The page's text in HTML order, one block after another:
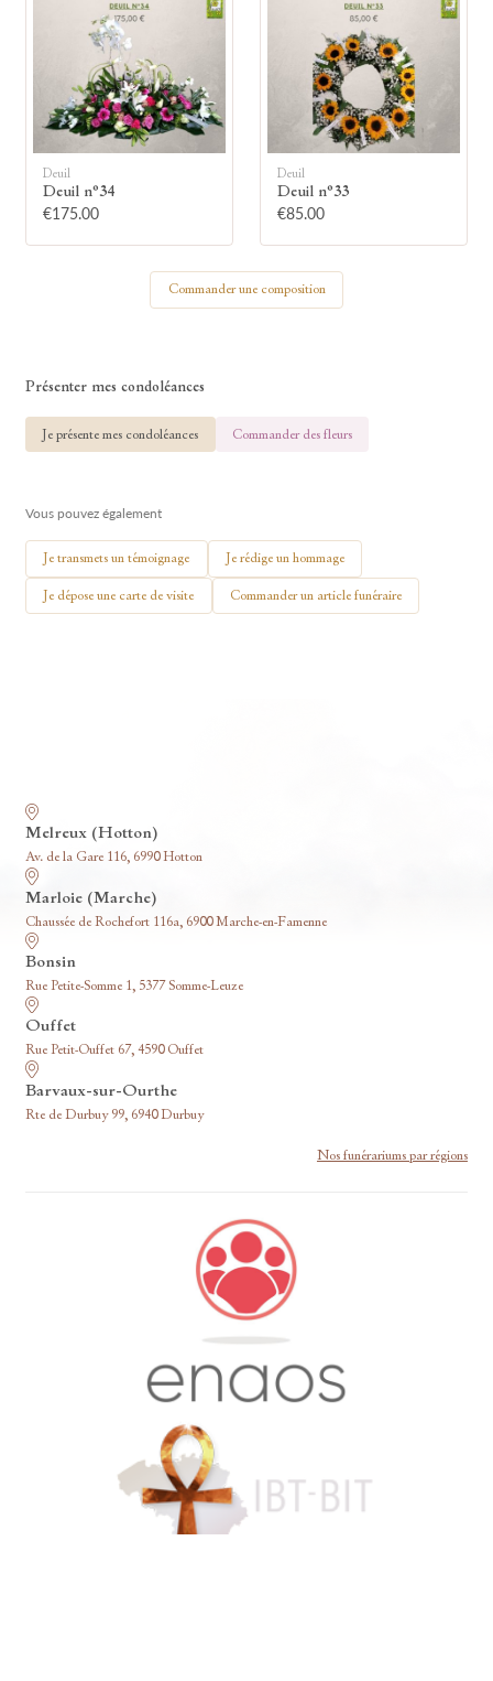
Montrez votre soutien à la famille en
allumant symboliquement une bougie.
Votre prénom
Deuil
Deuil n°34
€175.00
Deuil
Deuil n°33
€85.00
Commander une composition
Présenter mes condoléances
Je présente mes condoléances Commander des fleurs
Vous pouvez également
Je transmets un témoignage Je rédige un hommage
Je dépose une carte de visite Commander un article funéraire
Melreux (Hotton)
Av. de la Gare 116, 6990 Hotton
Marloie (Marche)
Chaussée de Rochefort 116a, 6900 Marche-en-Famenne
Bonsin
Rue Petite-Somme 1, 5377 Somme-Leuze
Ouffet
Rue Petit-Ouffet 67, 4590 Ouffet
Barvaux-sur-Ourthe
Rte de Durbuy 99, 6940 Durbuy
Nos funérariums par régions